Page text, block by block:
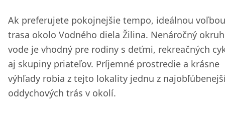
Ak preferujete pokojnejšie tempo, ideálnou
trasa okolo Vodného diela Žilina. Nenáročný
vode je vhodný pre rodiny s deťmi, rekreačných
aj skupiny priateľov. Príjemné prostredie a krásne
výhľady robia z tejto lokality jednu z
oddychových trás v okolí.